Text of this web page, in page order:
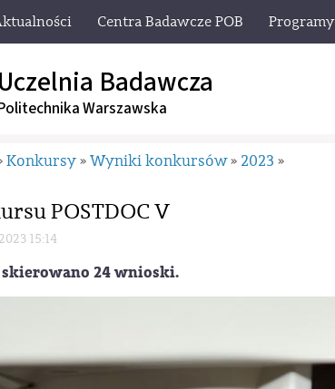
Centra Badawcze POB Programy
Uczelnia Badawcza
Warszawska
Konkursy » Wyniki konkursów » 2023 »
POSTDOC V
15:14
24 wnioski.